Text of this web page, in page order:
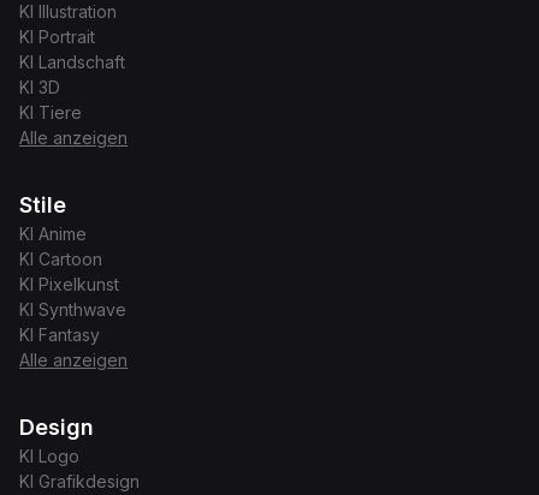
KI
Illustration
KI Portrait
KI Landschaft
KI 3D
KI Tiere
Alle anzeigen
Stile
KI Anime
KI Cartoon
KI Pixelkunst
KI Synthwave
KI Fantasy
Alle anzeigen
Design
KI Logo
KI Grafikdesign